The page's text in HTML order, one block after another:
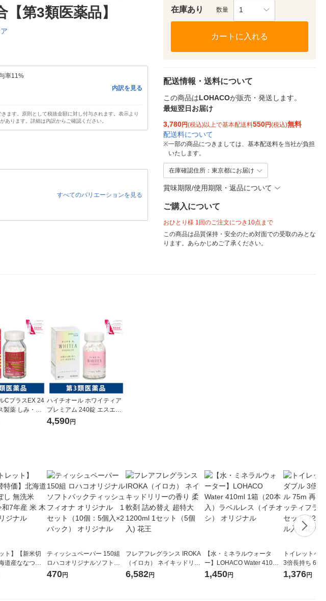
第3類医薬品】
率11%
内訳を見る
ます。原則として税抜金額に対し付与されます。表示より
あります。詳細は内訳からご確認ください。
すべてのバリエーションを見る
在庫あり 数量 1
カートに入れる
配送情報・送料について
この商品はLOHACOが販売・発送します。
最短翌日お届け
3,780円(税込)以上で基本配送料550円(税込)無料
配送料について
※一部の商品につきましては、基本配送料を当社が負担
いたします。
在庫確認住所：東京都にお届け
賞味期限/使用期限・返品について
ご購入について
おひとり様 1回のご注文につき10点まで
この商品は品質保持・安全のため対面での受取のみとな
ります。あらかじめご了承ください。
CプラスEX 24
製薬 しみ・そ
怠 二日酔 お
ハイチオール ホワイティア
プレミアム 240錠 エスエス
製薬 しみ・そばかす 美白 S
4,590円
ト】【新米切
道産ななつぼ
1袋 令和7年産
ティッシュペーパー 150組
ロハコオリジナルソフトパ
ックティッシュ フィオナ オ
470円
フレアフレグランス IROKA
（イロカ） ネイキッドリリ
ーの香り 柔軟剤 詰め替え 超
6,582円
【水・ミネラルウォータ
ー】LOHACO Water 410ml
1箱（20本入）ラベルレス
1,450円
トイレットペ
3倍長持ち 6ロール
紙配合 スコッ
1,376円